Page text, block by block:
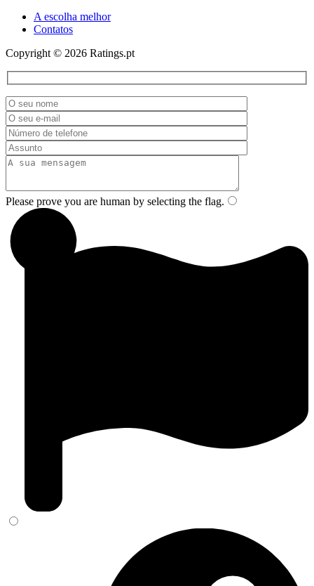
A escolha melhor
Contatos
Copyright © 2026 Ratings.pt
Please prove you are human by selecting the flag.